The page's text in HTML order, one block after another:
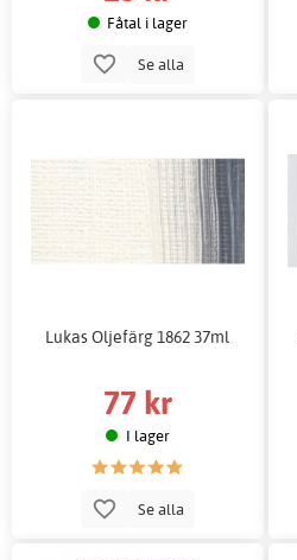
Fåtal i lager
Se alla
Lukas Oljefärg 1862 37ml
77 kr
I lager
Se alla